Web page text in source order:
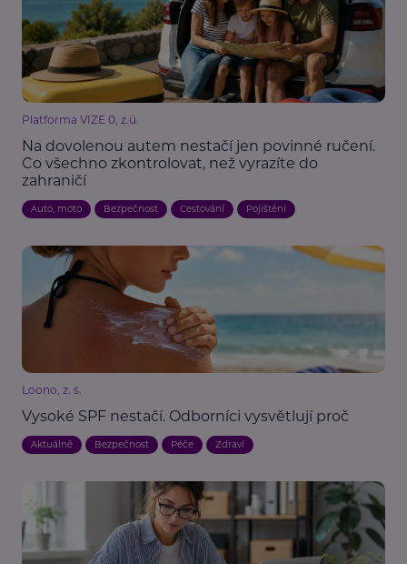
Platforma VIZE 0, z.ú.
Na dovolenou autem nestačí jen povinné ručení.
Co všechno zkontrolovat, než vyrazíte do
zahraničí
Auto, moto Bezpečnost Cestování Pojištění
Loono, z. s.
Vysoké SPF nestačí. Odborníci vysvětlují proč
Aktuálně Bezpečnost Péče Zdraví